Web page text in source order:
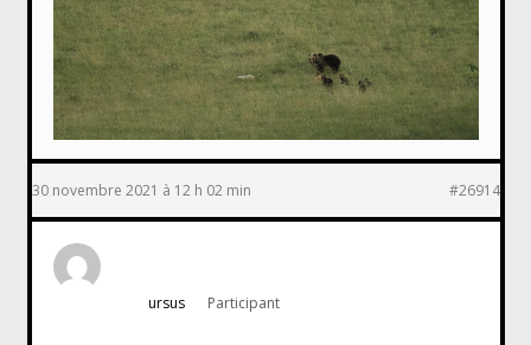
30 novembre 2021 à 12 h 02 min #26914
ursus Participant